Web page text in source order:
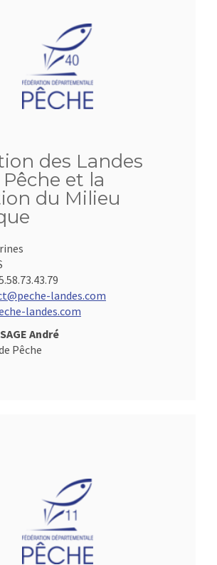
des Landes
et la
du Milieu
landes.com
landes.com
André
Pêche